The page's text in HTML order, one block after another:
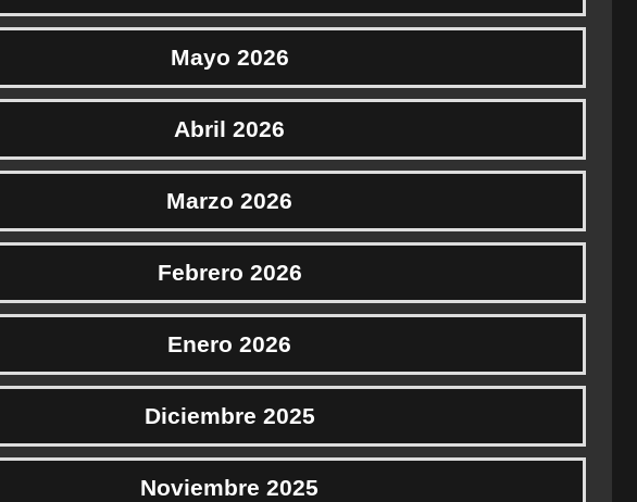
Mayo 2026
Abril 2026
Marzo 2026
Febrero 2026
Enero 2026
Diciembre 2025
Noviembre 2025